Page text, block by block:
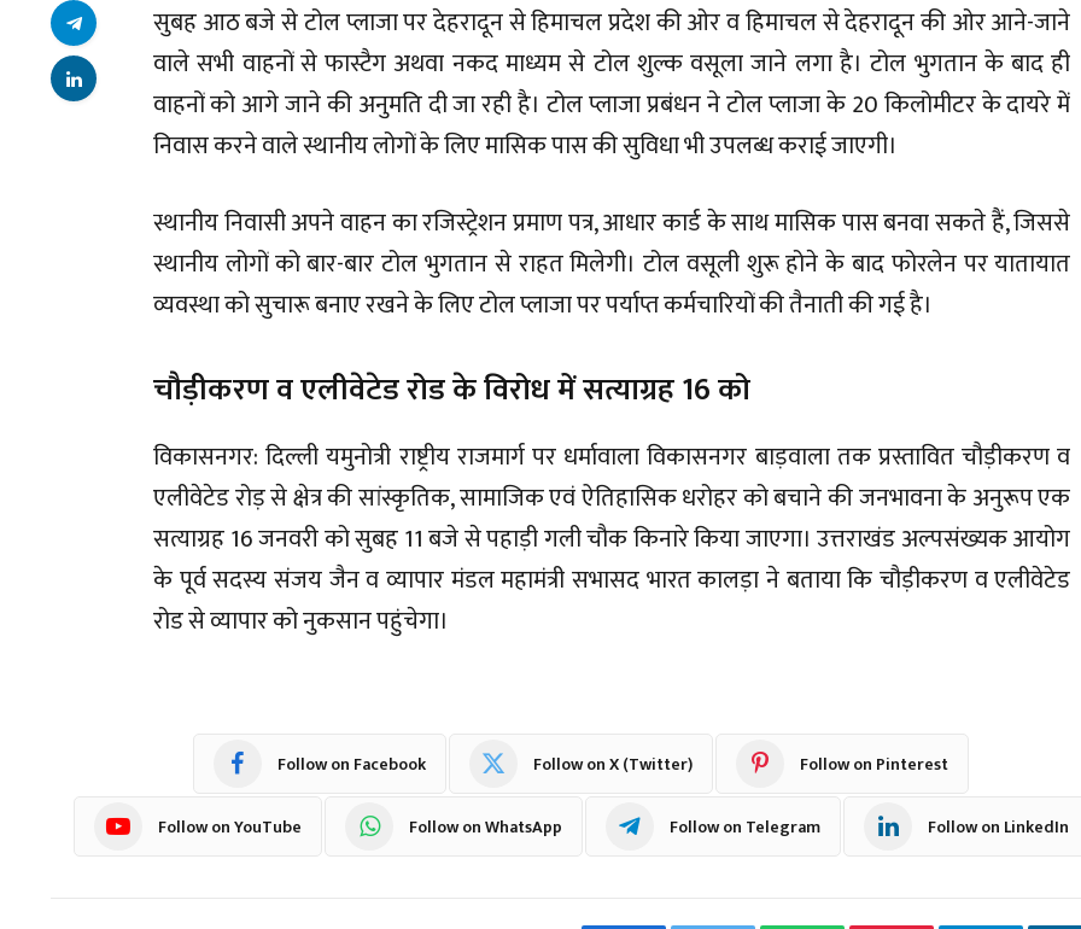
सुबह आठ बजे से टोल प्लाजा पर देहरादून से हिमाचल प्रदेश की ओर व हिमाचल से देहरादून की ओर आने-जाने
वाले सभी वाहनों से फास्टैग अथवा नकद माध्यम से टोल शुल्क वसूला जाने लगा है। टोल भुगतान के बाद ही
वाहनों को आगे जाने की अनुमति दी जा रही है। टोल प्लाजा प्रबंधन ने टोल प्लाजा के 20 किलोमीटर के दायरे में
निवास करने वाले स्थानीय लोगों के लिए मासिक पास की सुविधा भी उपलब्ध कराई जाएगी।
स्थानीय निवासी अपने वाहन का रजिस्ट्रेशन प्रमाण पत्र, आधार कार्ड के साथ मासिक पास बनवा सकते हैं, जिससे
स्थानीय लोगों को बार-बार टोल भुगतान से राहत मिलेगी। टोल वसूली शुरू होने के बाद फोरलेन पर यातायात
व्यवस्था को सुचारू बनाए रखने के लिए टोल प्लाजा पर पर्याप्त कर्मचारियों की तैनाती की गई है।
चौड़ीकरण व एलीवेटेड रोड के विरोध में सत्याग्रह 16 को
विकासनगर: दिल्ली यमुनोत्री राष्ट्रीय राजमार्ग पर धर्मावाला विकासनगर बाड़वाला तक प्रस्तावित चौड़ीकरण व
एलीवेटेड रोड़ से क्षेत्र की सांस्कृतिक, सामाजिक एवं ऐतिहासिक धरोहर को बचाने की जनभावना के अनुरूप एक
सत्याग्रह 16 जनवरी को सुबह 11 बजे से पहाड़ी गली चौक किनारे किया जाएगा। उत्तराखंड अल्पसंख्यक आयोग
के पूर्व सदस्य संजय जैन व व्यापार मंडल महामंत्री सभासद भारत कालड़ा ने बताया कि चौड़ीकरण व एलीवेटेड
रोड से व्यापार को नुकसान पहुंचेगा।
Follow on Facebook Follow on X (Twitter) Follow on Pinterest
Follow on YouTube Follow on WhatsApp Follow on Telegram Follow on LinkedIn